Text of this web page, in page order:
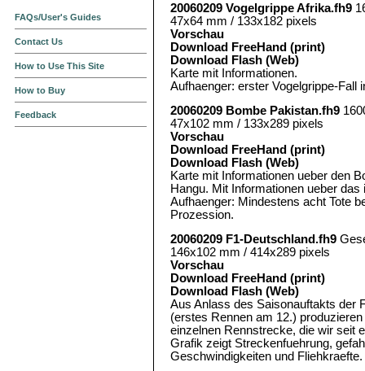
FAQs/User's Guides
Contact Us
How to Use This Site
How to Buy
Feedback
20060209 Vogelgrippe Afrika.fh9
47x64 mm / 133x182 pixels
Vorschau
Download FreeHand (print)
Download Flash (Web)
Karte mit Informationen.
Aufhaenger: erster Vogelgrippe-Fall
20060209 Bombe Pakistan.fh9
47x102 mm / 133x289 pixels
Vorschau
Download FreeHand (print)
Download Flash (Web)
Karte mit Informationen ueber den
Hangu. Mit Informationen ueber
Aufhaenger: Mindestens acht Tote
Prozession.
20060209 F1-Deutschland.fh9
146x102 mm / 414x289 pixels
Vorschau
Download FreeHand (print)
Download Flash (Web)
Aus Anlass des Saisonauftakts der
(erstes Rennen am 12.)
einzelnen Rennstrecke, die wir seit
Grafik zeigt Streckenfuehrung,
Geschwindigkeiten und Fliehkraefte.